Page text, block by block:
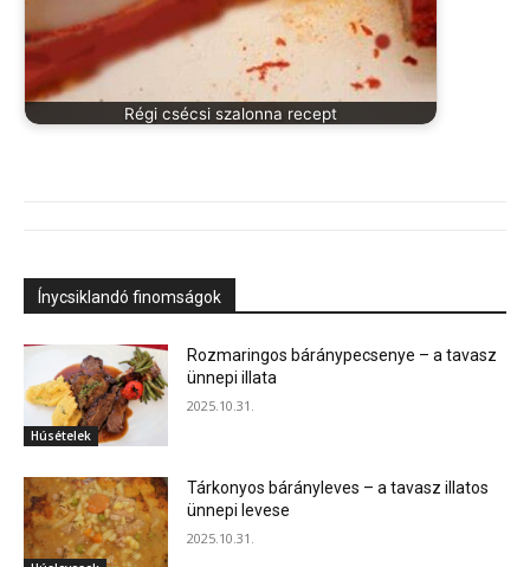
Régi csécsi szalonna recept
Ínycsiklandó finomságok
Húsételek
Rozmaringos báránypecsenye – a tavasz
ünnepi illata
2025.10.31.
Tárkonyos bárányleves – a tavasz illatos
ünnepi levese
2025.10.31.